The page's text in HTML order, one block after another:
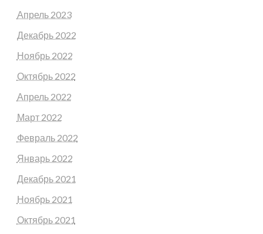
Апрель 2023
Декабрь 2022
Ноябрь 2022
Октябрь 2022
Апрель 2022
Март 2022
Февраль 2022
Январь 2022
Декабрь 2021
Ноябрь 2021
Октябрь 2021